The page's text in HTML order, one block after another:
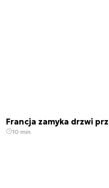
Francja zamyka drzwi
10 min.